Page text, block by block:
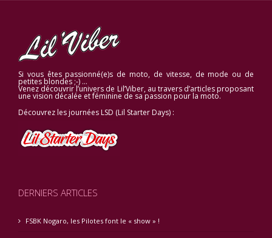
Si vous êtes passionné(e)s de moto, de vitesse, de mode ou de
petites blondes ;-) …
Venez découvrir l’univers de Lil’Viber, au travers d’articles proposant
une vision décalée et féminine de sa passion pour la moto.
Découvrez les journées LSD (Lil Starter Days) :
DERNIERS ARTICLES
FSBK Nogaro, les Pilotes font le « show » !